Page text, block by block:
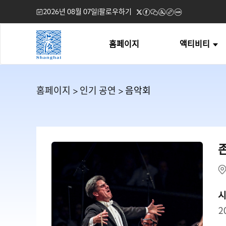
2026년 08월 07일|팔로우하기
홈페이지 액티비티
홈페이지 > 인기 공연 > 음악회